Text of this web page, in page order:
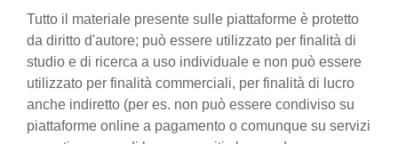
Tutto il materiale presente sulle piattaforme è protetto
da diritto d'autore; può essere utilizzato per finalità di
studio e di ricerca a uso individuale e non può essere
utilizzato per finalità commerciali, per finalità di lucro
anche indiretto (per es. non può essere condiviso su
piattaforme online a pagamento o comunque su servizi